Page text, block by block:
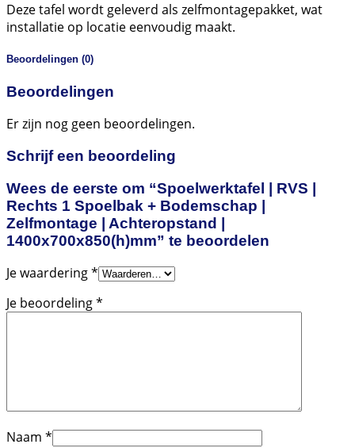
Deze tafel wordt geleverd als zelfmontagepakket, wat
installatie op locatie eenvoudig maakt.
Beoordelingen (0)
Beoordelingen
Er zijn nog geen beoordelingen.
Schrijf een beoordeling
Wees de eerste om “Spoelwerktafel | RVS |
Rechts 1 Spoelbak + Bodemschap |
Zelfmontage | Achteropstand |
1400x700x850(h)mm” te beoordelen
Je waardering*
Je beoordeling*
Naam *